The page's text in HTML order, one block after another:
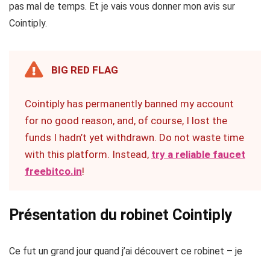
pas mal de temps. Et je vais vous donner mon avis sur
Cointiply.
BIG RED FLAG
Cointiply has permanently banned my account
for no good reason, and, of course, I lost the
funds I hadn’t yet withdrawn. Do not waste time
with this platform. Instead, try a reliable faucet
freebitco.in!
Présentation du robinet Cointiply
Ce fut un grand jour quand j’ai découvert ce robinet – je